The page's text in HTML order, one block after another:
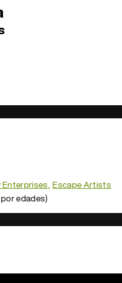
Enterprises Escape Artists
edades)